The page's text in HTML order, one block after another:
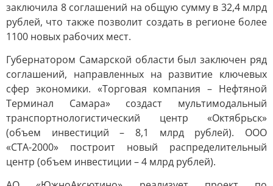
заключила 8 соглашений на общую сумму в 32,4 млрд
рублей, что также позволит создать в регионе более
1100 новых рабочих мест.
Губернатором Самарской области был заключен ряд
соглашений, направленных на развитие ключевых
сфер экономики. «Торговая компания – Нефтяной
Терминал Самара» создаст мультимодальный
транспортнологистический центр «Октябрьск»
(объем инвестиций – 8,1 млрд рублей). ООО
«СТА-2000» построит новый распределительный
центр (объем инвестиции – 4 млрд рублей).